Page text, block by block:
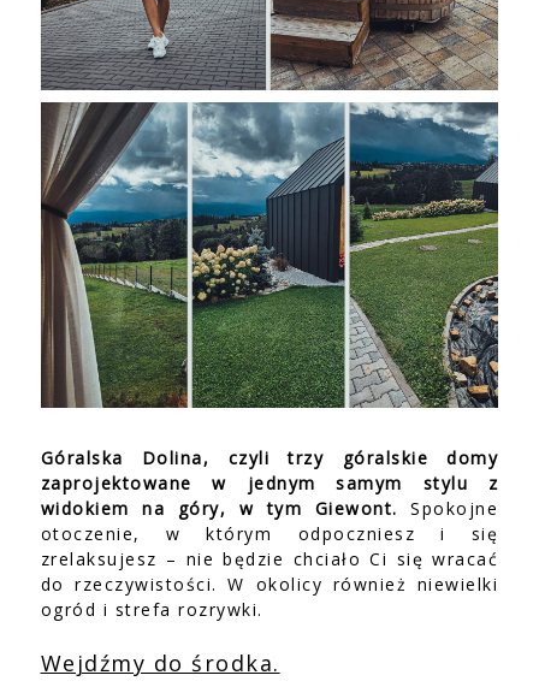
Góralska Dolina, czyli trzy góralskie domy
zaprojektowane w jednym samym stylu z
widokiem na góry, w tym Giewont.Spokojne
otoczenie, w którym odpoczniesz i się
zrelaksujesz – nie będzie chciało Ci się wracać
do rzeczywistości. W okolicy również niewielki
ogród i strefa rozrywki.
Wejdźmy do środka.